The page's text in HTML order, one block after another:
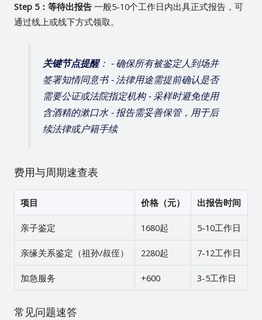
Step 5：等待出报告一般5-10个工作日内出具正式报告，可
通过线上或线下方式领取。
关键节点提醒： - 确保所有被鉴定人到场并
签署知情同意书 - 法律用途需提前确认是否
需要公证或法院指定机构 - 采样时避免使用
含酒精的漱口水 - 报告需妥善保管，用于后
续法律或户籍手续
费用与周期速查表
项目 价格（元） 出报告时间
亲子鉴定 1680起 5-10工作日
亲缘关系鉴定（祖孙/叔侄） 2280起 7-12工作日
加急服务 +600 3-5工作日
常见问题速答